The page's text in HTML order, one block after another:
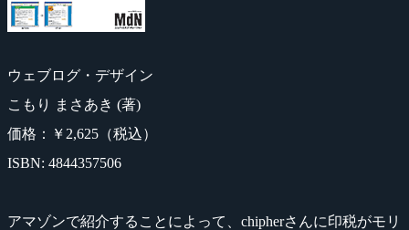
ウェブログ・デザイン
こもり まさあき (著)
価格：￥2,625（税込）
ISBN: 4844357506
アマゾンで紹介することによって、chipherさんに印税がモリ